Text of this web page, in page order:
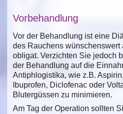
Vorbehandlung
Vor der Behandlung ist eine
des Rauchens wünschenswert
obligat. Verzichten Sie jedoch
der Behandlung auf die
Antiphlogistika, wie z.B.
Ibuprofen, Diclofenac oder
Blutergüssen zu minimieren.
Am Tag der Operation sollten